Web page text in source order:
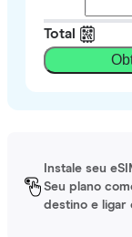
Total
Instale seu
Seu plano
destino e ligar